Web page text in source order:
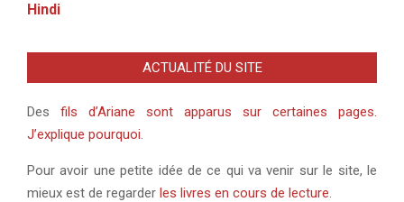
Hindi
ACTUALITÉ DU SITE
Des fils d’Ariane sont apparus sur certaines pages.
J’explique pourquoi.
Pour avoir une petite idée de ce qui va venir sur le site, le
mieux est de regarder les livres en cours de lecture.